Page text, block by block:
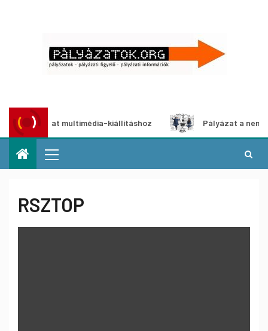
multimédia-kiállításhoz Pályázat a nemek
RSZTOP